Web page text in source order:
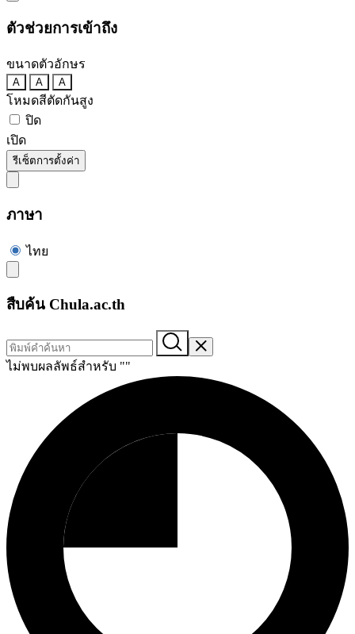
ตัวช่วยการเข้าถึง
ขนาดตัวอักษร
A A A
โหมดสีตัดกันสูง
ปิด
เปิด
รีเซ็ตการตั้งค่า
ภาษา
ไทย
สืบค้น Chula.ac.th
ไม่พบผลลัพธ์สำหรับ ""